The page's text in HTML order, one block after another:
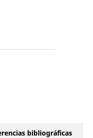
bibliográficas